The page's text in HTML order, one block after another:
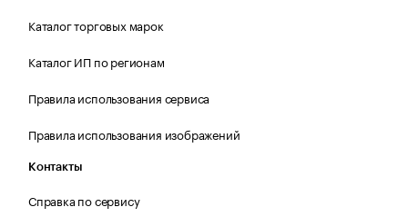
Каталог торговых марок
Каталог ИП по регионам
Правила использования сервиса
Правила использования изображений
Контакты
Справка по сервису